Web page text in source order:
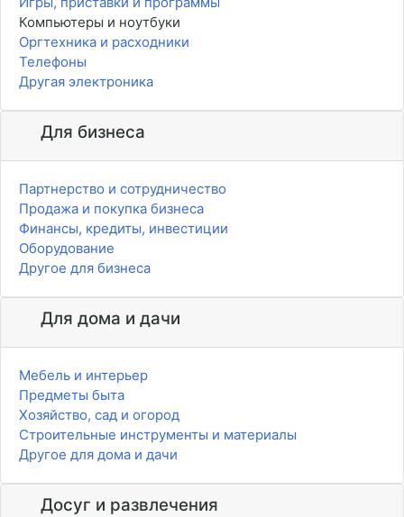
Компьютеры и ноутбуки
Оргтехника и расходники
Телефоны
Другая электроника
Для бизнеса
Партнерство и сотрудничество
Продажа и покупка бизнеса
Финансы, кредиты, инвестиции
Оборудование
Другое для бизнеса
Для дома и дачи
Мебель и интерьер
Предметы быта
Хозяйство, сад и огород
Строительные инструменты и материалы
Другое для дома и дачи
Досуг и развлечения